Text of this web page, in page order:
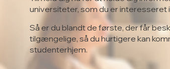
universiteter, som du er interesseret
Så er du blandt de første, der får
tilgængelige, så du hurtigere kan
studenterhjem.